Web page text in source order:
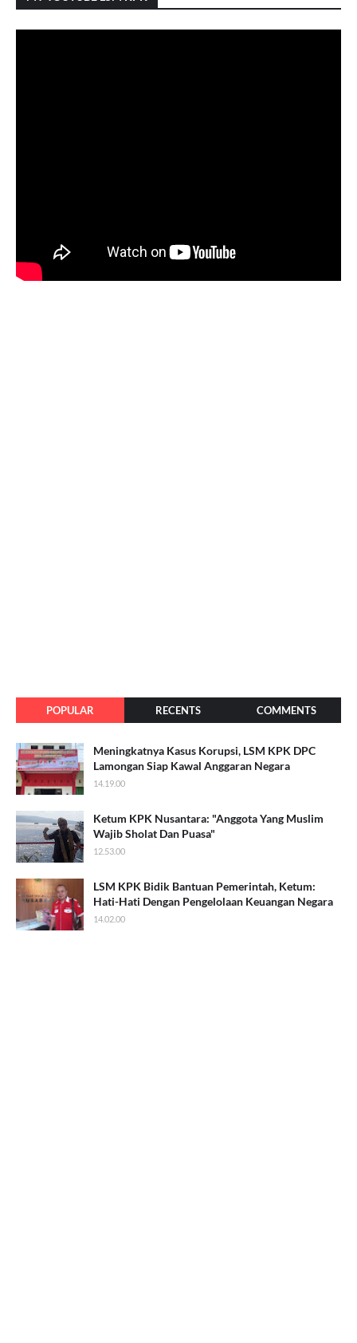
POPULAR RECENTS COMMENTS
Meningkatnya Kasus Korupsi, LSM KPK DPC
Lamongan Siap Kawal Anggaran Negara
14.19.00
Ketum KPK Nusantara: "Anggota Yang Muslim
Wajib Sholat Dan Puasa"
12.53.00
LSM KPK Bidik Bantuan Pemerintah, Ketum:
Hati-Hati Dengan Pengelolaan Keuangan Negara
14.02.00